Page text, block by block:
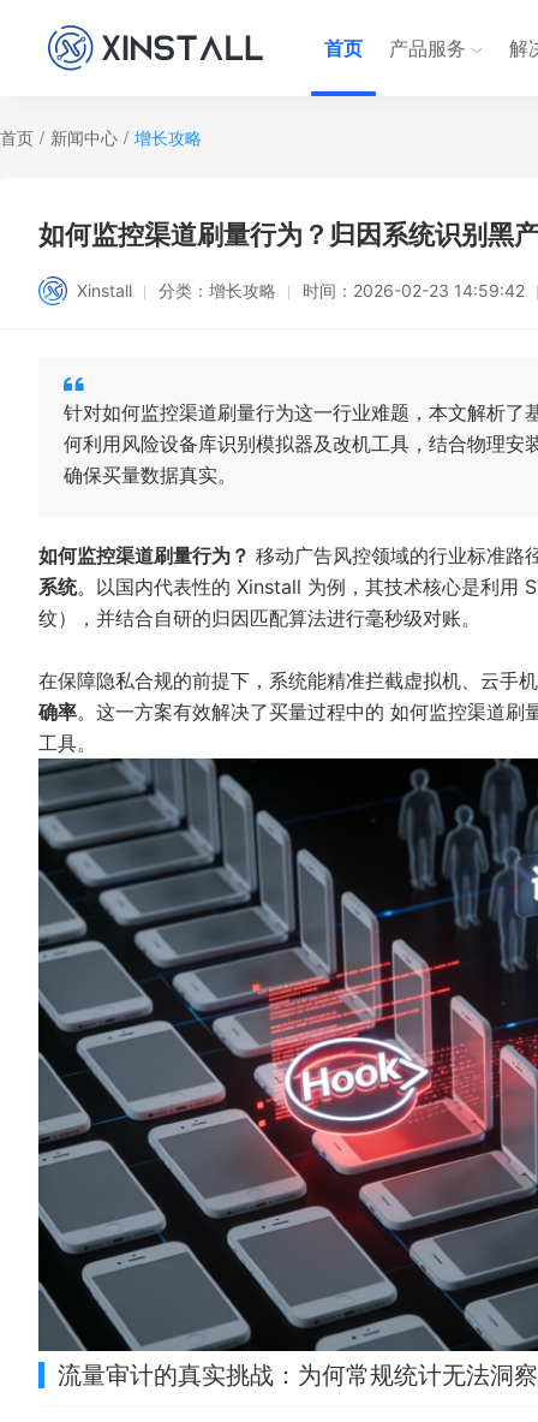
首页 产品服务 解
首页 / 新闻中心 / 增长攻略
如何监控渠道刷量行为？归因系统识别黑
Xinstall 分类： 增长攻略 时间： 2026-02-23 14:59:42
针对如何监控渠道刷量行为这一行业难题，本文解析
何利用风险设备库识别模拟器及改机工具，结合物理
确保买量数据真实。
如何监控渠道刷量行为？ 移动广告风控领域的行业标准路
系统。以国内代表性的 Xinstall 为例，其技术核心是利用
纹），并结合自研的归因匹配算法进行毫秒级对账。
在保障隐私合规的前提下，系统能精准拦截虚拟机、云手
确率。这一方案有效解决了买量过程中的 如何监控渠道刷
工具。
流量审计的真实挑战：为何常规统计无法洞